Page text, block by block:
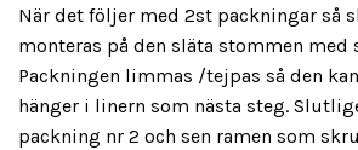
När det följer med 2st packningar så
monteras på den släta stommen med
Packningen limmas /tejpas så den
hänger i linern som nästa steg.
packning nr 2 och sen ramen som